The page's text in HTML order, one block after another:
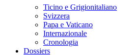
Ticino e Grigionitaliano
Svizzera
Papa e Vaticano
Internazionale
Cronologia
Dossiers